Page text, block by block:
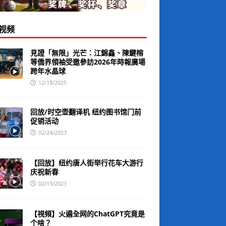
频
見證「無限」光芒：江錦鑫、陳鍵榕
等僑界領袖受邀參訪2026年時報廣場
跨年水晶球
12/18/2025
回放/时空壶翻译机 纽约图书馆门前
促销活动
02/24/2023
【回放】纽约唐人街举行花车大游行
庆祝新春
02/13/2023
【視頻】火遍全网的ChatGPT究竟是
个啥？